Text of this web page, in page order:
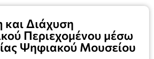
και Διάχυση
Περιεχομένου μέσω
Ψηφιακού Μουσείου